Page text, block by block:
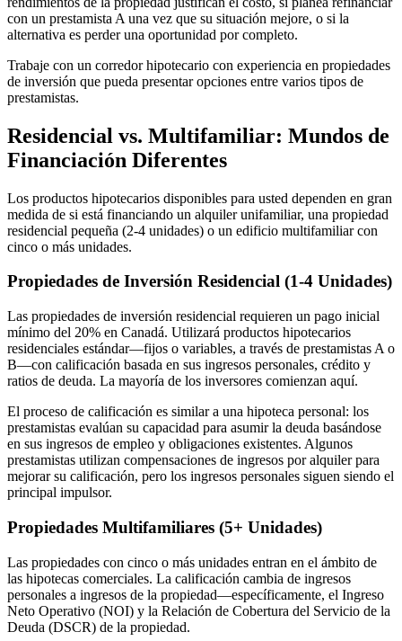
con un prestamista A una vez que su situación mejore, o si la
alternativa es perder una oportunidad por completo.
Trabaje con un corredor hipotecario con experiencia en propiedades
de inversión que pueda presentar opciones entre varios tipos de
prestamistas.
Residencial vs. Multifamiliar: Mundos de
Financiación Diferentes
Los productos hipotecarios disponibles para usted dependen en gran
medida de si está financiando un alquiler unifamiliar, una propiedad
residencial pequeña (2-4 unidades) o un edificio multifamiliar con
cinco o más unidades.
Propiedades de Inversión Residencial (1-4 Unidades)
Las propiedades de inversión residencial requieren un pago inicial
mínimo del 20% en Canadá. Utilizará productos hipotecarios
residenciales estándar—fijos o variables, a través de prestamistas A o
B—con calificación basada en sus ingresos personales, crédito y
ratios de deuda. La mayoría de los inversores comienzan aquí.
El proceso de calificación es similar a una hipoteca personal: los
prestamistas evalúan su capacidad para asumir la deuda basándose
en sus ingresos de empleo y obligaciones existentes. Algunos
prestamistas utilizan compensaciones de ingresos por alquiler para
mejorar su calificación, pero los ingresos personales siguen siendo el
principal impulsor.
Propiedades Multifamiliares (5+ Unidades)
Las propiedades con cinco o más unidades entran en el ámbito de
las hipotecas comerciales. La calificación cambia de ingresos
personales a ingresos de la propiedad—específicamente, el Ingreso
Neto Operativo (NOI) y la Relación de Cobertura del Servicio de la
Deuda (DSCR) de la propiedad.